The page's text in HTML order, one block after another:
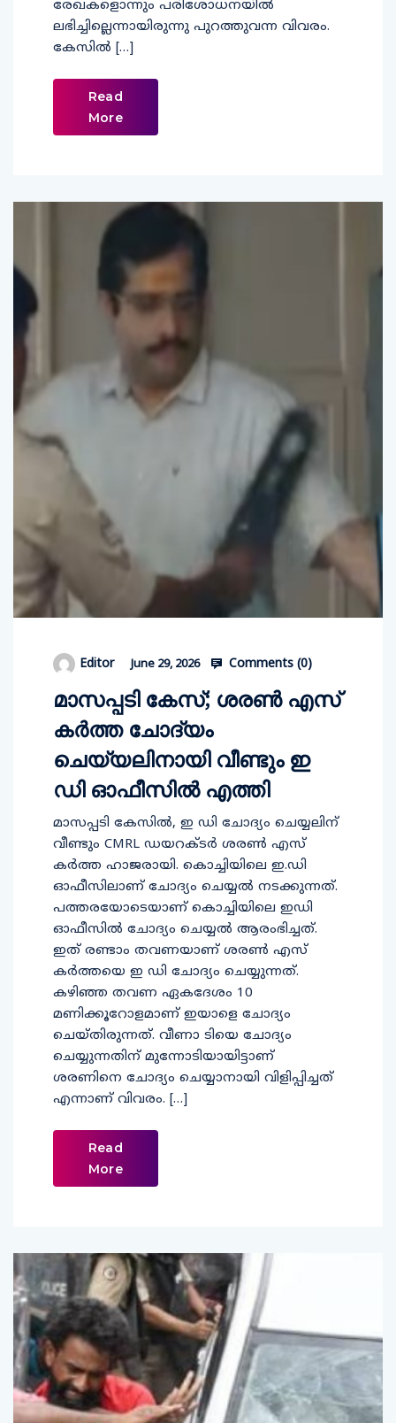
രേഖകളൊന്നും പരിശോധനയില്‍
ലഭിച്ചില്ലെന്നായിരുന്നു പുറത്തുവന്ന വിവരം.
കേസില്‍ […]
Read
More
Editor June 29, 2026 Comments (0)
മാസപ്പടി കേസ്; ശരണ്‍ എസ്
കര്‍ത്ത ചോദ്യം
ചെയ്യലിനായി വീണ്ടും ഇ
ഡി ഓഫീസില്‍ എത്തി
മാസപ്പടി കേസില്‍, ഇ ഡി ചോദ്യം ചെയ്യലിന്
വീണ്ടും CMRL ഡയറക്ടര്‍ ശരണ്‍ എസ്
കര്‍ത്ത ഹാജരായി. കൊച്ചിയിലെ ഇ.ഡി
ഓഫീസിലാണ് ചോദ്യം ചെയ്യല്‍ നടക്കുന്നത്.
പത്തരയോടെയാണ് കൊച്ചിയിലെ ഇഡി
ഓഫീസില്‍ ചോദ്യം ചെയ്യല്‍ ആരംഭിച്ചത്.
ഇത് രണ്ടാം തവണയാണ് ശരണ്‍ എസ്
കര്‍ത്തയെ ഇ ഡി ചോദ്യം ചെയ്യുന്നത്.
കഴിഞ്ഞ തവണ ഏകദേശം 10
മണിക്കൂറോളമാണ് ഇയാളെ ചോദ്യം
ചെയ്തിരുന്നത്. വീണാ ടിയെ ചോദ്യം
ചെയ്യുന്നതിന് മുന്നോടിയായിട്ടാണ്
ശരണിനെ ചോദ്യം ചെയ്യാനായി വിളിപ്പിച്ചത്
എന്നാണ് വിവരം. […]
Read
More